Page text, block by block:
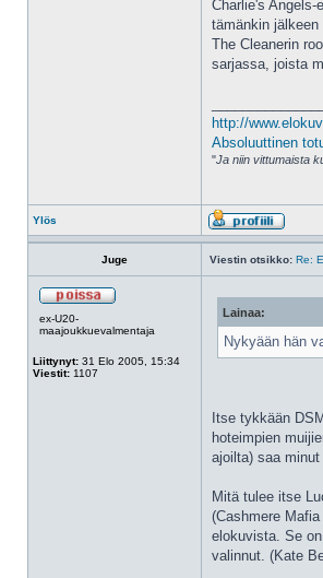
Charlie's
tämänkin
The Cleanerin
sarjassa, joista
http://
Absoluuttinen
"Ja niin vittumaista
Ylös
Juge Viestin otsikko: Re:
ex-U20-
maajoukkuevalmentaja
Liittynyt: 31 Elo 2005, 15:34
Viestit: 1107
Lainaa:
Nykyään hän
Itse tykkään
hoteimpien
ajoilta) saa
Mitä tulee itse
(Cashmere
elokuvista. Se
valinnut. (Kate